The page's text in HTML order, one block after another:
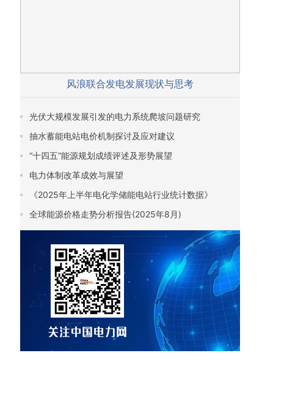
风浪联合发电发展现状与思考
光伏大规模发展引发的电力系统爬坡问题研究
抽水蓄能电站电价机制探讨及应对建议
“十四五”能源规划成绩评述及形势展望
电力体制改革成效与展望
《2025年上半年电化学储能电站行业统计数据》
全球能源价格走势分析报告(2025年8月)